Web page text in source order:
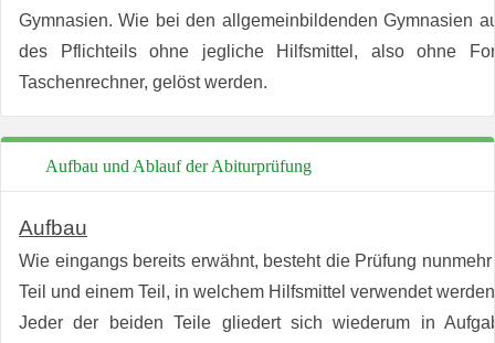
Gymnasien. Wie bei den allgemeinbildenden Gymnasien
des Pflichteils ohne jegliche Hilfsmittel, also ohne
Taschenrechner, gelöst werden.
Aufbau und Ablauf der Abiturprüfung
Aufbau
Wie eingangs bereits erwähnt, besteht die Prüfung
Teil und einem Teil, in welchem Hilfsmittel verwendet
Jeder der beiden Teile gliedert sich wiederum in